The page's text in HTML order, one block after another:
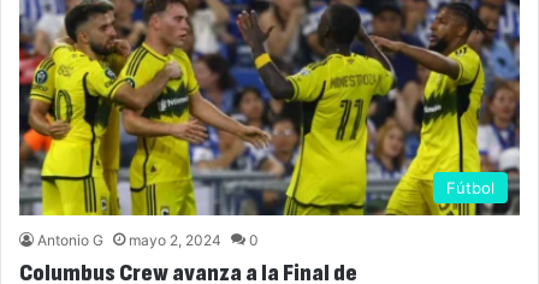
Fútbol
Antonio G mayo 2, 2024 0
Columbus Crew avanza a la Final de